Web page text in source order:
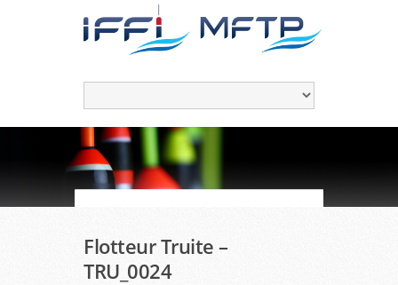
Flotteur Truite –
TRU_0024